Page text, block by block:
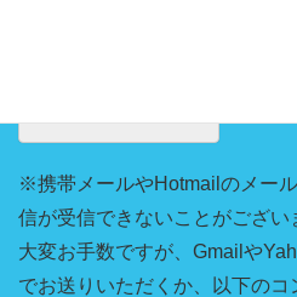
※携帯メールやHotmailのメー
信が受信できないことがござい
大変お手数ですが、Gmailや
でお送りいただくか、以下の